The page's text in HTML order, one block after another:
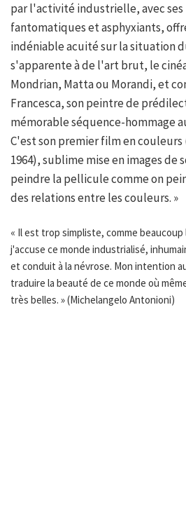
par l'activité industrielle, avec ses
fantomatiques et asphyxiants,
indéniable acuité sur la situation
s'apparente à de l'art brut, le
Mondrian, Matta ou Morandi, et
Francesca, son peintre de
mémorable séquence-hommage
C'est son premier film en couleurs
1964), sublime mise en images de
peindre la pellicule comme on
des relations entre les couleurs. »
« Il est trop simpliste, comme
j'accuse ce monde industrialisé,
et conduit à la névrose. Mon intention
traduire la beauté de ce monde où
très belles. » (Michelangelo Antonioni)